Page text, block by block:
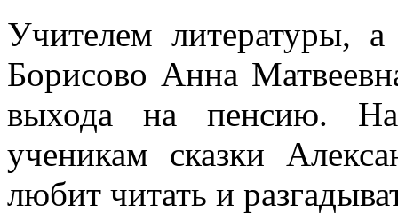
Учителем литературы,
Борисово Анна
выхода на пенсию.
ученикам сказки
любит читать и